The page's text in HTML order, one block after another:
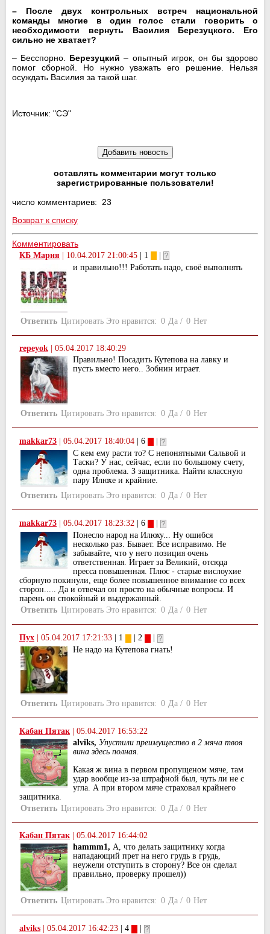
– После двух контрольных встреч национальной
команды многие в один голос стали говорить о
необходимости вернуть Василия Березуцкого. Его
сильно не хватает?
– Бесспорно. Березуцкий – опытный игрок, он бы здорово
помог сборной. Но нужно уважать его решение. Нельзя
осуждать Василия за такой шаг.
Источник: "СЭ"
оставлять комментарии могут только
зарегистрированные пользователи!
число комментариев: 23
Возврат к списку
Комментировать
КБ Мария | 10.04.2017 21:00:45 | 1
|
и правильно!!! Работать надо, своё выполнять
Ответить Цитировать Это нравится: 0 Да / 0 Нет
repeyok
05.04.2017 18:40:29
Правильно! Посадить Кутепова на лавку и
пусть вместо него.. Зобнин играет.
Ответить Цитировать Это нравится: 0 Да / 0 Нет
makkar73 05.04.2017 18:40:04 | 6
С кем ему расти то? С непонятными Сальвой и
Таски? У нас, сейчас, если по большому счету,
одна проблема. З защитника. Найти классную
пару Илюхе и крайние.
Ответить Цитировать Это нравится: 0 Да / 0 Нет
makkar73 05.04.2017 18:23:32 | 6
Понесло народ на Илюху... Ну ошибся
несколько раз. Бывает. Все исправимо. Не
забывайте, что у него позиция очень
ответственная. Играет за Великий, отсюда
пресса повышенная. Плюс - старые вислоухие
сборную покинули, еще более повышенное внимание со всех
сторон..... Да и отвечал он просто на обычные вопросы. И
парень он спокойный и выдержанный.
Ответить Цитировать Это нравится: 0 Да / 0 Нет
Пух 05.04.2017 17:21:33 | 1 | 2
Не надо на Кутепова гнать!
Ответить Цитировать Это нравится: 0 Да / 0 Нет
Кабан Пятак | 05.04.2017 16:53:22
alviks, Упустили преимущество в 2 мяча твоя
вина здесь полная.
Какая ж вина в первом пропущеном мяче, там
удар вообще из-за штрафной был, чуть ли не с
угла. А при втором мяче страховал крайнего
защитника.
Ответить Цитировать Это нравится: 0 Да / 0 Нет
Кабан Пятак
05.04.2017 16:44:02
hammm1, А, что делать защитнику когда
нападающий прет на него грудь в грудь,
неужели отступить в сторону? Все он сделал
правильно, проверку прошел))
Ответить Цитировать Это нравится: 0 Да / 0 Нет
alviks 05.04.2017 16:42:23 | 4